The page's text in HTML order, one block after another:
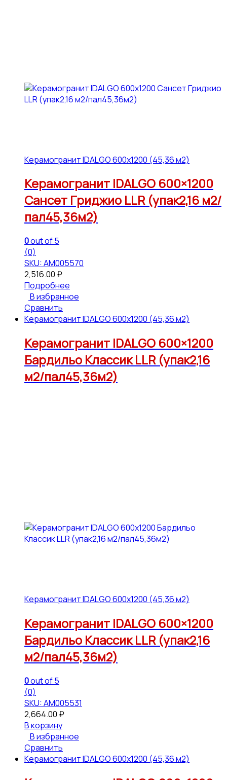
Керамогранит IDALGO 600x1200 (45,36 м2)
Керамогранит IDALGO 600×1200
Сансет Гриджио LLR (упак2,16 м2/
пал45,36м2)
0out of 5
(0)
SKU: АМ005570
2,516.00 ₽
Подробнее
В избранное
Сравнить
Керамогранит IDALGO 600x1200 (45,36 м2)
Керамогранит IDALGO 600×1200
Бардильо Классик LLR (упак2,16
м2/пал45,36м2)
Керамогранит IDALGO 600x1200 (45,36 м2)
Керамогранит IDALGO 600×1200
Бардильо Классик LLR (упак2,16
м2/пал45,36м2)
0out of 5
(0)
SKU: АМ005531
2,664.00 ₽
В корзину
В избранное
Сравнить
Керамогранит IDALGO 600x1200 (45,36 м2)